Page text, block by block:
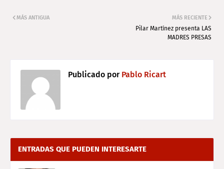
MÁS RECIENTE
Pilar Martínez presenta LAS
MADRES PRESAS
MÁS ANTIGUA
Publicado porPablo Ricart
ENTRADAS QUE PUEDEN INTERESARTE